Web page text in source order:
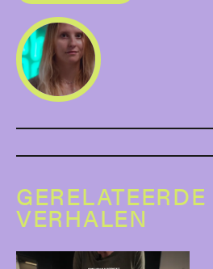
GERELATEERDE
VERHALEN